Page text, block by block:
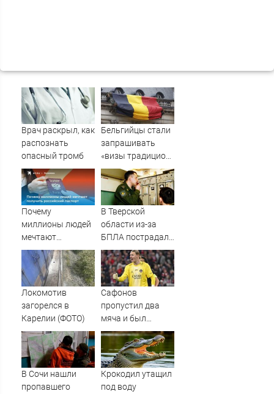
Врач раскрыл, как
распознать
опасный тромб
Бельгийцы стали
запрашивать
«визы традиционных
ценностей» в
посольстве РФ
Почему
миллионы людей
мечтают
получить
российский
паспорт
В Тверской
области из-за
БПЛА пострадал
склад
Вайлдберриз и
постройки в СНТ
– Новости Твери и
области сегодня -
Тверские новости.
Новости
Локомотив
загорелся в
Карелии (ФОТО)
Сафонов
пропустил два
мяча и был
заменён в матче с
«Мальоркой».
Российский
вратарь уступил
В Сочи нашли
пропавшего
Крокодил утащил
под воду